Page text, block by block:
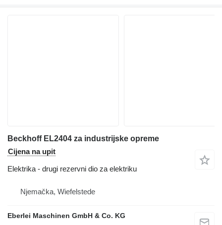
Beckhoff EL2404 za industrijske opreme
Cijena na upit
Elektrika - drugi rezervni dio za elektriku
Njemačka, Wiefelstede
Eberlei Maschinen GmbH & Co. KG